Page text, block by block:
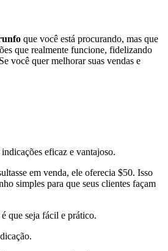
que você está procurando, mas que
que realmente funcione, fidelizando
você quer melhorar suas vendas e
eficaz e vantajoso.
em venda, ele oferecia $50. Isso
simples para que seus clientes façam
que seja fácil e prático.